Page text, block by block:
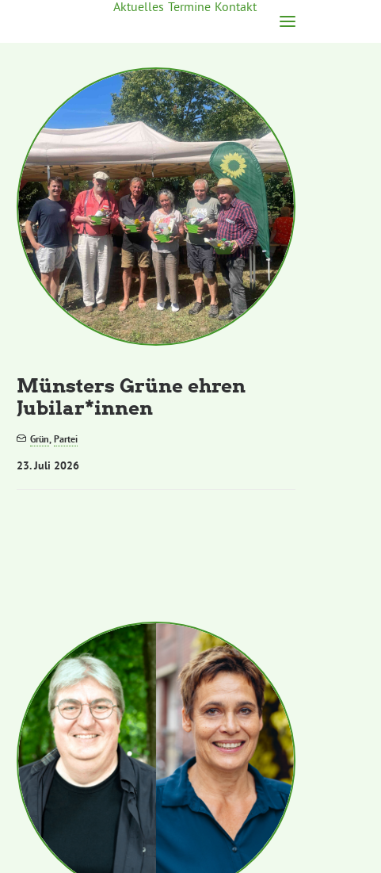
Aktuelles Termine Kontakt
Münsters Grüne ehren
Jubilar*innen
Grün,Partei
23. Juli 2026